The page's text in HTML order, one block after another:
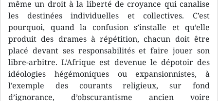
même un droit à la liberté de croyance qui canalise
les destinées individuelles et collectives. C’est
pourquoi, quand la confusion s’installe et qu’elle
produit des drames à répétition, chacun doit être
placé devant ses responsabilités et faire jouer son
libre-arbitre. L’Afrique est devenue le dépotoir des
idéologies hégémoniques ou expansionnistes, à
l’exemple des courants religieux, sur fond
d’ignorance, d’obscurantisme ancien voire